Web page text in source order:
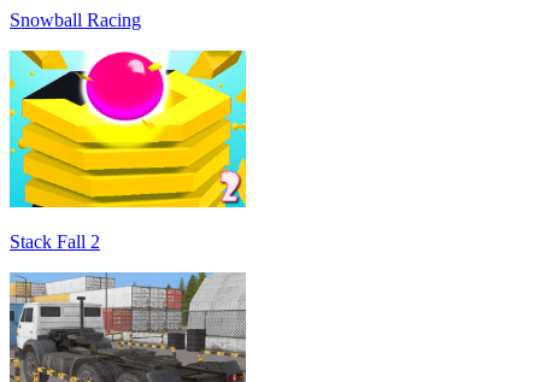
Snowball Racing
Stack Fall 2